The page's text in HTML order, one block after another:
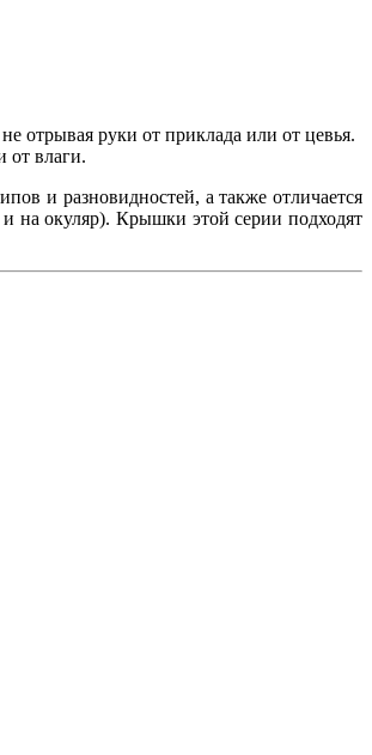
отрывая руки от приклада или от цевья.
от влаги.
и разновидностей, а также отличается
на окуляр). Крышки этой серии подходят